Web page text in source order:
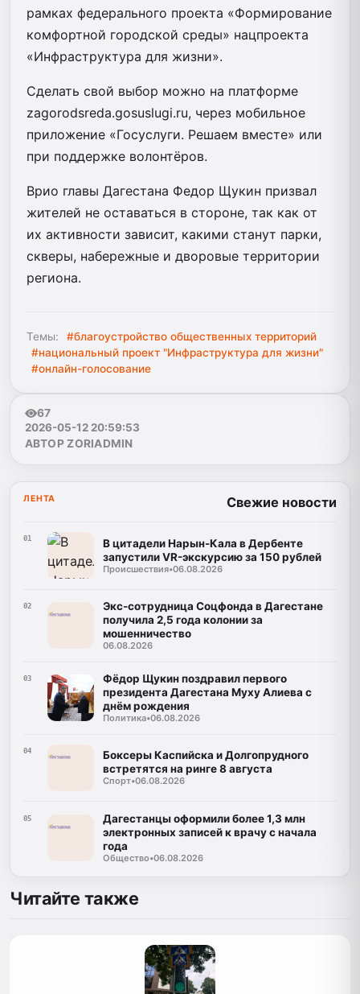
рамках федерального проекта «Формирование
комфортной городской среды» нацпроекта
«Инфраструктура для жизни».
Сделать свой выбор можно на платформе
zagorodsreda.gosuslugi.ru, через мобильное
приложение «Госуслуги. Решаем вместе» или
при поддержке волонтёров.
Врио главы Дагестана Федор Щукин призвал
жителей не оставаться в стороне, так как от
их активности зависит, какими станут парки,
скверы, набережные и дворовые территории
региона.
Темы:
#благоустройство общественных территорий
#национальный проект "Инфраструктура для жизни"
#онлайн-голосование
67
2026-05-12 20:59:53
АВТОР ZORIADMIN
ЛЕНТА Свежие новости
01
В цитадели Нарын-Кала в Дербенте
запустили VR-экскурсию за 150 рублей
Происшествия•06.08.2026
02
Экс-сотрудница Соцфонда в Дагестане
получила 2,5 года колонии за
мошенничество
06.08.2026
03
Фёдор Щукин поздравил первого
президента Дагестана Муху Алиева с
днём рождения
Политика•06.08.2026
04
Боксеры Каспийска и Долгопрудного
встретятся на ринге 8 августа
Спорт•06.08.2026
05
Дагестанцы оформили более 1,3 млн
электронных записей к врачу с начала
года
Общество•06.08.2026
Читайте также